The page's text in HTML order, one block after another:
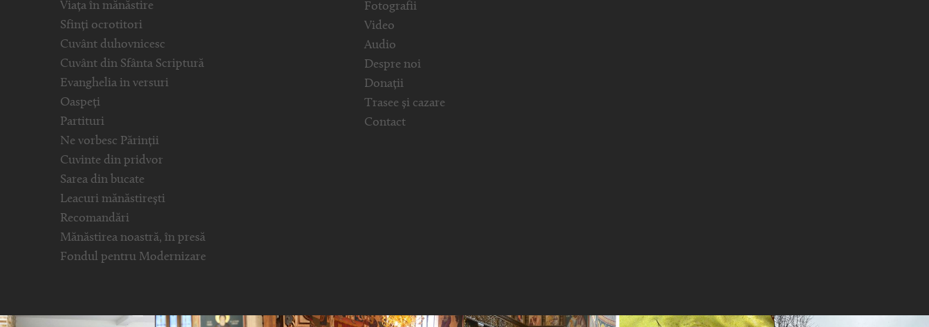
Viața în mănăstire
Sfinți ocrotitori
Cuvânt duhovnicesc
Cuvânt din Sfânta Scriptură
Evanghelia in versuri
Oaspeți
Partituri
Ne vorbesc Părinții
Cuvinte din pridvor
Sarea din bucate
Leacuri mănăstirești
Recomandări
Mănăstirea noastră, în presă
Fondul pentru Modernizare
Fotografii
Video
Audio
Despre noi
Donații
Trasee și cazare
Contact